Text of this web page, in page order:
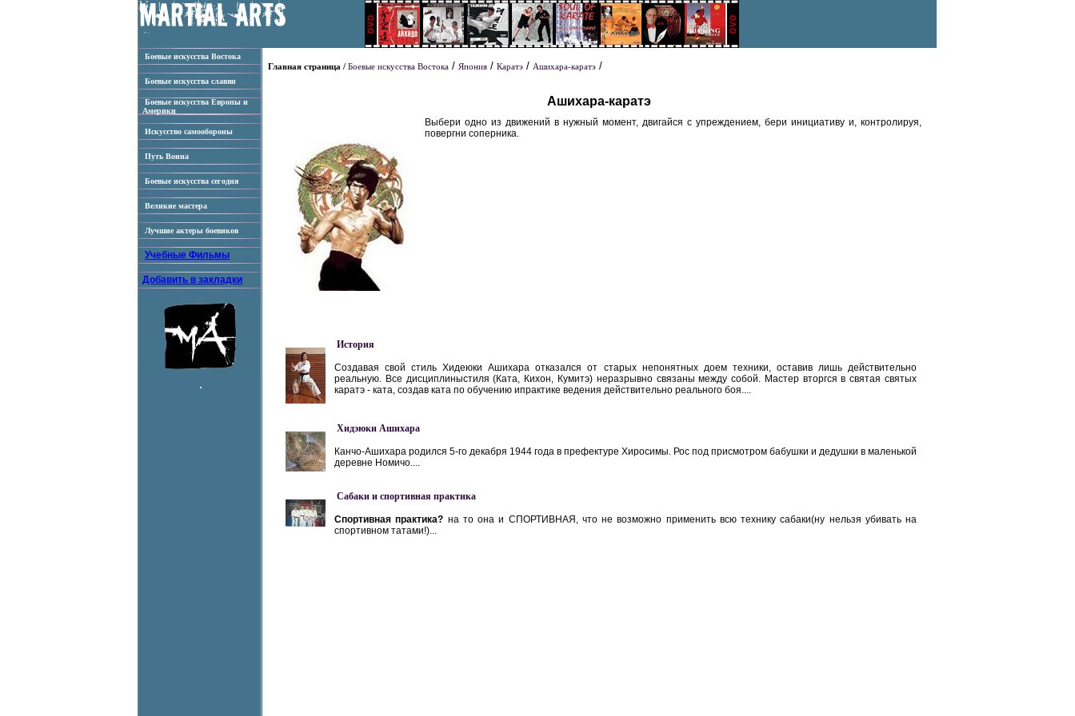
Боевые искусства Востока
Боевые искусства славян
Боевые искусства Европы и
Америки
Искусство самообороны
Путь Воина
Боевые искусства сегодня
Великие мастера
Лучшие актеры боевиков
Учебные Фильмы
Добавить в закладки
Главная страница / Боевые искусства Востока / Япония / Каратэ / Ашихара-каратэ /
Ашихара-каратэ
Выбери одно из движений в нужный момент, двигайся с упреждением, бери инициативу и, контролируя,
повергни соперника.
История
Создавая свой стиль Xидеюки Ашихара отказался от старых непонятных доем техники, оставив лишь действительно
реальную. Все дисциплиныстиля (Ката, Кихон, Кумитэ) неразрывно связаны между собой. Мастер вторгся в святая святых
каратэ - ката, создав ката по обучению ипрактике ведения действительно реального боя....
Хидэюки Ашихара
Канчо-Ашихара родился 5-го декабря 1944 года в префектуре Хиросимы. Рос под присмотром бабушки и дедушки в маленькой
деревне Номичо....
Сабаки и спортивная практика
Спортивная практика? на то она и СПОРТИВНАЯ, что не возможно применить всю технику сабаки(ну нельзя убивать на
спортивном татами!)...